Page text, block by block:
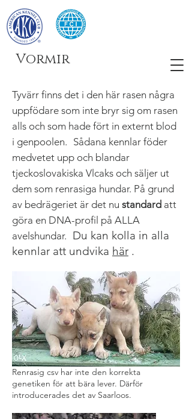
Vormir
Tyvärr finns det i den här rasen några
uppfödare som inte bryr sig om rasen
alls och som hade fört in externt blod
i genpoolen. Sådana kennlar föder
medvetet upp och blandar
tjeckoslovakiska Vlcaks och säljer ut
dem som renrasiga hundar. På grund
av bedrägeriet är det nu standard att
göra en DNA-profil på ALLA
avelshundar. Du kan kolla in alla
kennlar att undvika här .
Renrasig csv har inte den korrekta
genetiken för att bära lever. Därför
introducerades det av Saarloos.